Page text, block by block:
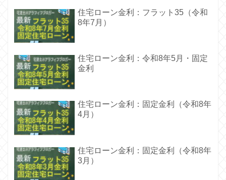
住宅ローン金利：フラット35（令和
8年7月）
住宅ローン金利：令和8年5月・固定
金利
住宅ローン金利：固定金利（令和8年
4月）
住宅ローン金利：固定金利（令和8年
3月）